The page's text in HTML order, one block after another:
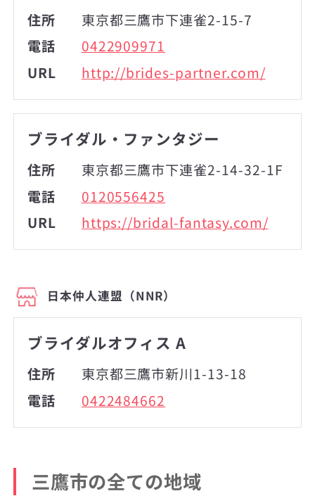
住所
東京都三鷹市下連雀2-15-7
電話
0422909971
URL
http://brides-partner.com/
ブライダル・ファンタジー
住所
東京都三鷹市下連雀2-14-32-1F
電話
0120556425
URL
https://bridal-fantasy.com/
日本仲人連盟（NNR）
ブライダルオフィス A
住所
東京都三鷹市新川1-13-18
電話
0422484662
三鷹市の全ての地域